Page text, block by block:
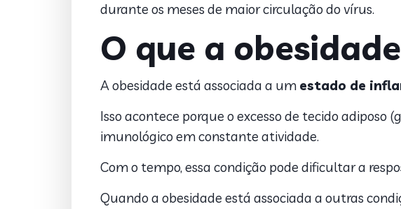
durante os meses de maior circulação do vírus.
O que a
A obesidade está associada a um estado de
Isso acontece porque o excesso de tecido
imunológico em constante atividade.
Com o tempo, essa condição pode dificultar a
Quando a obesidade está associada a outras